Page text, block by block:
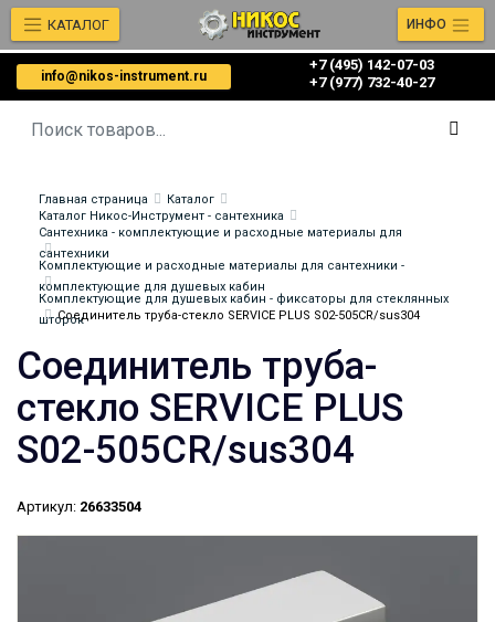
info@nikos-instrument.ru
+7 (495) 142-07-03
‎‎+7 (977) 732-40-27
КАТАЛОГ ИНФО
Главная страница
Каталог
Каталог Никос-Инструмент - сантехника
Сантехника - комплектующие и расходные материалы для
сантехники
Комплектующие и расходные материалы для сантехники -
комплектующие для душевых кабин
Комплектующие для душевых кабин - фиксаторы для стеклянных
шторок
Соединитель труба-стекло SERVICE PLUS S02-505CR/sus304
Соединитель труба-
стекло SERVICE PLUS
S02-505CR/sus304
Артикул: 26633504